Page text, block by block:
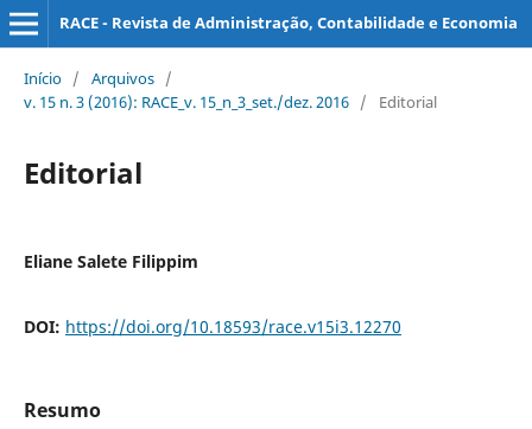
RACE - Revista de Administração, Contabilidade e Economia
Início / Arquivos /
v. 15 n. 3 (2016): RACE_v. 15_n_3_set./dez. 2016 / Editorial
Editorial
Eliane Salete Filippim
DOI: https://doi.org/10.18593/race.v15i3.12270
Resumo